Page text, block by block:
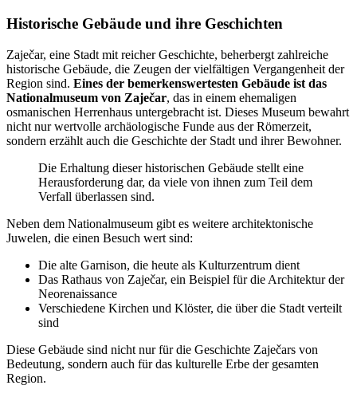
Historische Gebäude und ihre Geschichten
Zaječar, eine Stadt mit reicher Geschichte, beherbergt zahlreiche
historische Gebäude, die Zeugen der vielfältigen Vergangenheit der
Region sind. Eines der bemerkenswertesten Gebäude ist das
Nationalmuseum von Zaječar, das in einem ehemaligen
osmanischen Herrenhaus untergebracht ist. Dieses Museum bewahrt
nicht nur wertvolle archäologische Funde aus der Römerzeit,
sondern erzählt auch die Geschichte der Stadt und ihrer Bewohner.
Die Erhaltung dieser historischen Gebäude stellt eine
Herausforderung dar, da viele von ihnen zum Teil dem
Verfall überlassen sind.
Neben dem Nationalmuseum gibt es weitere architektonische
Juwelen, die einen Besuch wert sind:
Die alte Garnison, die heute als Kulturzentrum dient
Das Rathaus von Zaječar, ein Beispiel für die Architektur der
Neorenaissance
Verschiedene Kirchen und Klöster, die über die Stadt verteilt
sind
Diese Gebäude sind nicht nur für die Geschichte Zaječars von
Bedeutung, sondern auch für das kulturelle Erbe der gesamten
Region.